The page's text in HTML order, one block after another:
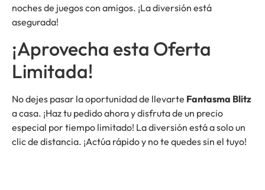
noches de juegos con amigos. ¡La diversión está
asegurada!
¡Aprovecha esta Oferta
Limitada!
No dejes pasar la oportunidad de llevarte Fantasma Blitz
a casa. ¡Haz tu pedido ahora y disfruta de un precio
especial por tiempo limitado! La diversión está a solo un
clic de distancia. ¡Actúa rápido y no te quedes sin el tuyo!